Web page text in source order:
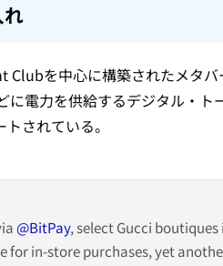
Clubを中心に構築されたメタ
に電力を供給するデジタル・ト
されている。
@BitPay, select Gucci boutiques
in-store purchases, yet